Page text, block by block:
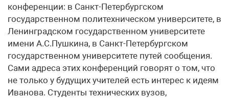
конференции: в Санкт-Петербургском
государственном политехническом университете, в
Ленинградском государственном университете
имени А.С.Пушкина, в Санкт-Петербургском
государственном университете путей сообщения.
Сами адреса этих конференций говорят о том, что
не только у будущих учителей есть интерес к идеям
Иванова. Студенты технических вузов,